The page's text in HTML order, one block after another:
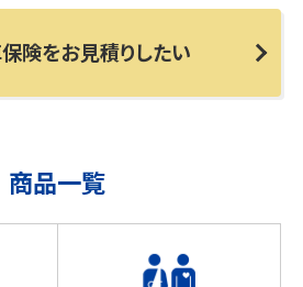
険をお見積りしたい
商品一覧